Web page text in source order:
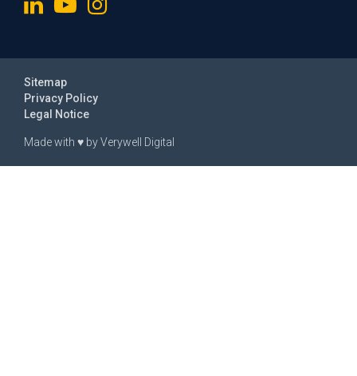
Made with ♥ byVerywell Digital
Legal Notice
Privacy Policy
Sitemap